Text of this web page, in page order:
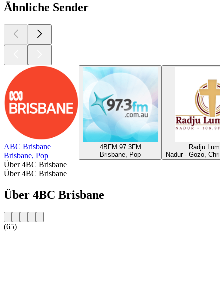
Ähnliche Sender
ABC Brisbane
Brisbane, Pop
4BFM 97.3FM
Brisbane, Pop
Radju
Nadur - Gozo,
Über 4BC Brisbane
Über 4BC Brisbane
Über 4BC Brisbane
(65)